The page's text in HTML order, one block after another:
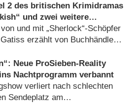
2 des britischen Krimidramas
und zwei weitere
im Oktober bei AXN
und mit „Sherlock“-Schöpfer
erzählt von Buchhändler
Neue ProSieben-Reality
Nachtprogramm verbannt
verliert nach schlechten
Sendeplatz am